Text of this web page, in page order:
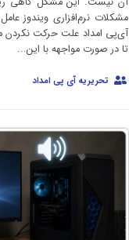
مشکلات نرم‌افزاری ویندوز
آی‌پی امداد علت‌ حرکت نکردن
تا در صورت مواجهه با این...
تحریریه آی پی امداد